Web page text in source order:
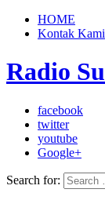
HOME
Kontak Kami
Radio
facebook
twitter
youtube
Google+
Search for: